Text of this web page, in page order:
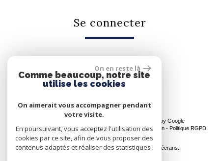
se connecter
Espace propriétaire
© 2026 | Tous droits réservés | Traduction powered by Google
Plan du site-Mentions légales-Nos honoraires-Liens-Admin- Politique RGPD
Site internet compatible multi-supports,
un seul site adaptable à tous les types d'écrans.
On en reste là
Comme beaucoup, notre site
utilise les cookies
On aimerait vous accompagner pendant
votre visite.
En poursuivant, vous acceptez l'utilisation des
cookies par ce site, afin de vous proposer des
contenus adaptés et réaliser des statistiques !